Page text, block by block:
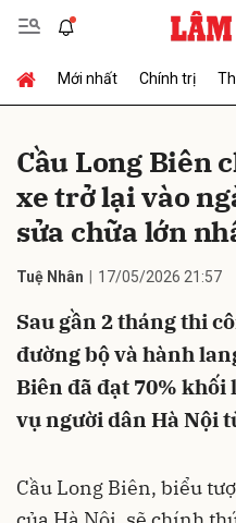
Mới nhất Chính trị
Cầu Long Biên
xe trở lại vào
sửa chữa lớn
Tuệ Nhân 17/05/2026 21:57
Sau gần 2 tháng thi
đường bộ và hành
Biên đã đạt 70% khối
vụ người dân Hà Nội
Cầu Long Biên, biểu
Gửi bình luận